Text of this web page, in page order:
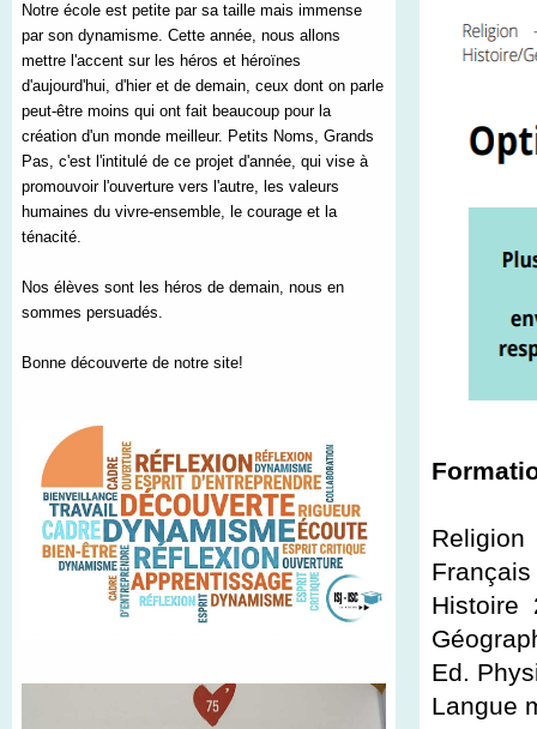
Notre école est petite par sa taille mais immense
par son dynamisme. Cette année, nous allons
mettre l'accent sur les héros et héroïnes
d'aujourd'hui, d'hier et de demain, ceux dont on parle
peut-être moins qui ont fait beaucoup pour la
création d'un monde meilleur. Petits Noms, Grands
Pas, c'est l'intitulé de ce projet d'année, qui vise à
promouvoir l'ouverture vers l'autre, les valeurs
humaines du vivre-ensemble, le courage et la
ténacité.
Nos élèves sont les héros de demain, nous en
sommes persuadés.
Bonne découverte de notre site!
Ed.
Langue